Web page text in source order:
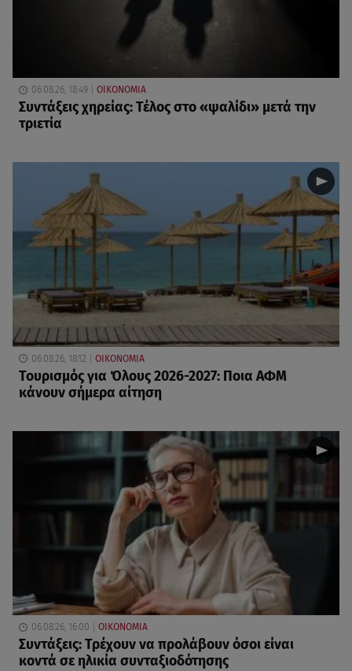
06.08.26, 18:49 ΟΙΚΟΝΟΜΙΑ
Συντάξεις χηρείας: Τέλος στο «ψαλίδι» μετά την
τριετία
06.08.26, 18:12 ΟΙΚΟΝΟΜΙΑ
Τουρισμός για Όλους 2026-2027: Ποια ΑΦΜ
κάνουν σήμερα αίτηση
06.08.26, 16:00 ΟΙΚΟΝΟΜΙΑ
Συντάξεις: Τρέχουν να προλάβουν όσοι είναι
κοντά σε ηλικία συνταξιοδότησης